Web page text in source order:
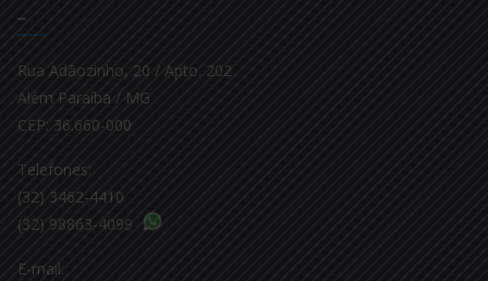
–
Rua Adãozinho, 20 / Apto. 202
Além Paraíba / MG
CEP: 36.660-000
Telefones:
(32) 3462-4410
(32) 98863-4099
E-mail: